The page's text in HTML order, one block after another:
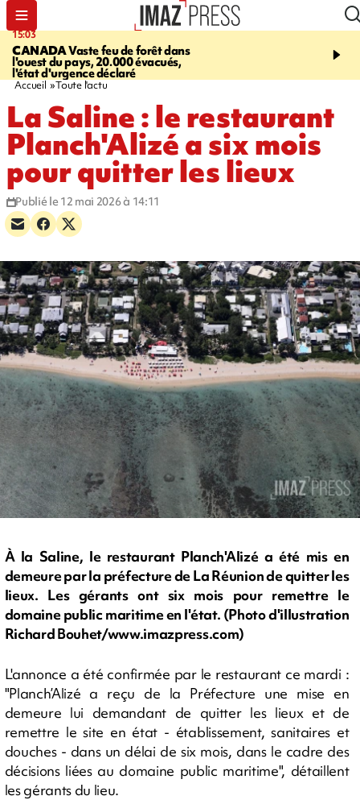
15:03
CANADAVaste feu de forêt dans
l'ouest du pays, 20.000 évacués,
l'état d'urgence déclaré
19:21
CONTRÔLES
end, 109 infractions
Accueil Toute l'actu
La Saline : le restaurant
Planch'Alizé a six mois
pour quitter les lieux
Publié le 12 mai 2026 à 14:11
À la Saline, le restaurant Planch'Alizé a été mis en
demeure par la préfecture de La Réunion de quitter les
lieux. Les gérants ont six mois pour remettre le
domaine public maritime en l'état. (Photo d'illustration
Richard Bouhet/www.imazpress.com)
L'annonce a été confirmée par le restaurant ce mardi :
"Planch’Alizé a reçu de la Préfecture une mise en
demeure lui demandant de quitter les lieux et de
remettre le site en état - établissement, sanitaires et
douches - dans un délai de six mois, dans le cadre des
décisions liées au domaine public maritime", détaillent
les gérants du lieu.